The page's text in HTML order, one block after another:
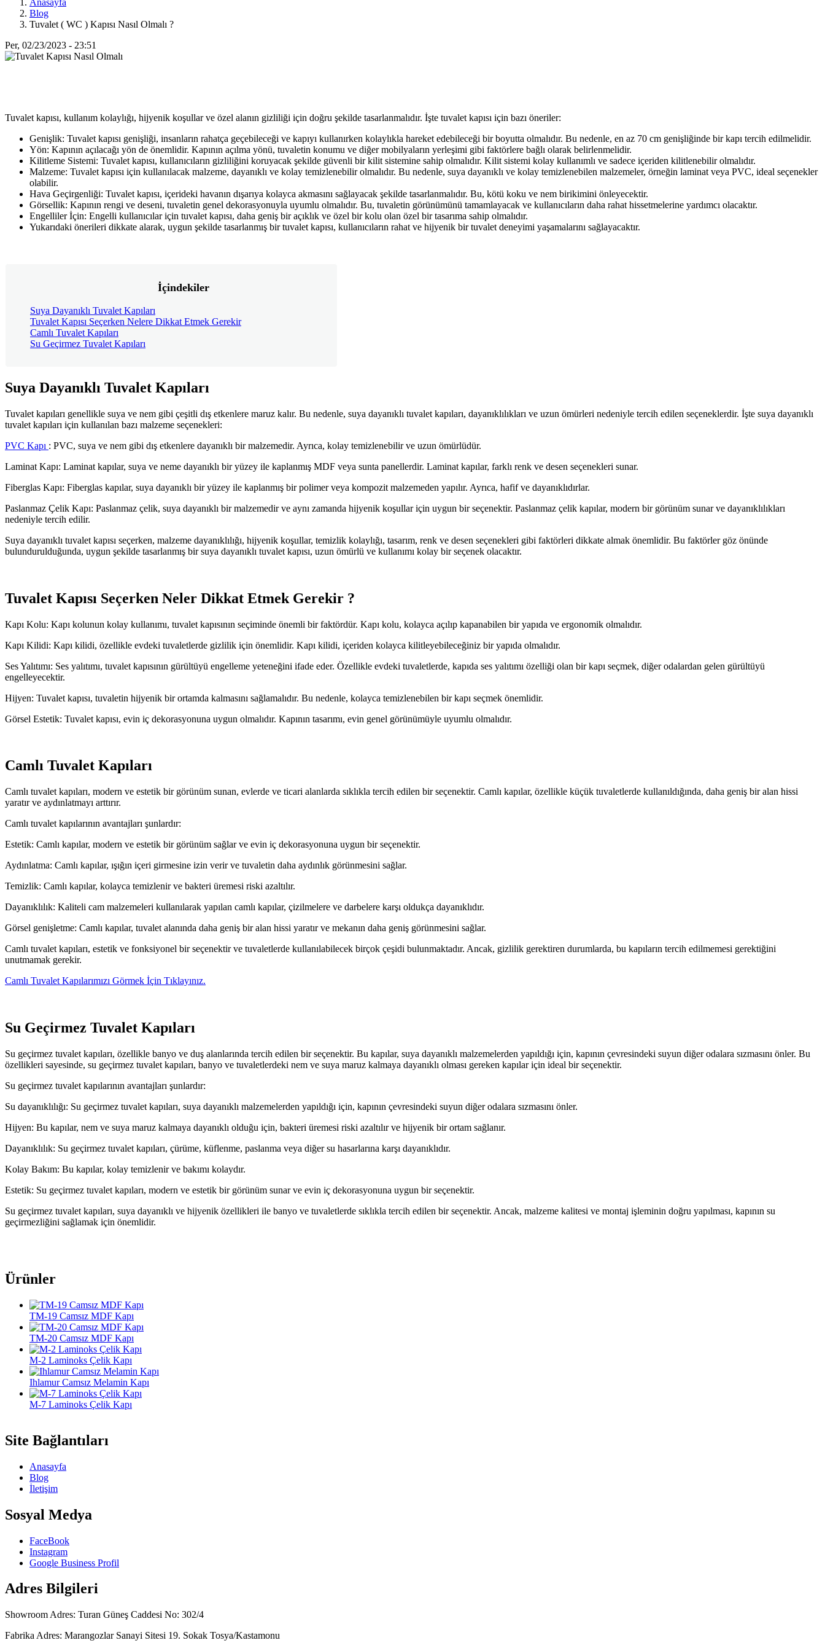
Blog
Tuvalet ( WC ) Kapısı Nasıl Olmalı ?
Per, 02/23/2023 - 23:51
Tuvalet kapısı, kullanım kolaylığı, hijyenik koşullar ve özel alanın gizliliği için doğru şekilde tasarlanmalıdır. İşte tuvalet kapısı için bazı öneriler:
Genişlik: Tuvalet kapısı genişliği, insanların rahatça geçebileceği ve kapıyı kullanırken kolaylıkla hareket edebileceği bir boyutta olmalıdır. Bu nedenle, en az 70 cm genişliğinde bir kapı tercih edilmelidir.
Yön: Kapının açılacağı yön de önemlidir. Kapının açılma yönü, tuvaletin konumu ve diğer mobilyaların yerleşimi gibi faktörlere bağlı olarak belirlenmelidir.
Kilitleme Sistemi: Tuvalet kapısı, kullanıcıların gizliliğini koruyacak şekilde güvenli bir kilit sistemine sahip olmalıdır. Kilit sistemi kolay kullanımlı ve sadece içeriden kilitlenebilir olmalıdır.
Malzeme: Tuvalet kapısı için kullanılacak malzeme, dayanıklı ve kolay temizlenebilir olmalıdır. Bu nedenle, suya dayanıklı ve kolay temizlenebilen malzemeler, örneğin laminat veya PVC, ideal seçenekler
olabilir.
Hava Geçirgenliği: Tuvalet kapısı, içerideki havanın dışarıya kolayca akmasını sağlayacak şekilde tasarlanmalıdır. Bu, kötü koku ve nem birikimini önleyecektir.
Görsellik: Kapının rengi ve deseni, tuvaletin genel dekorasyonuyla uyumlu olmalıdır. Bu, tuvaletin görünümünü tamamlayacak ve kullanıcıların daha rahat hissetmelerine yardımcı olacaktır.
Engelliler İçin: Engelli kullanıcılar için tuvalet kapısı, daha geniş bir açıklık ve özel bir kolu olan özel bir tasarıma sahip olmalıdır.
Yukarıdaki önerileri dikkate alarak, uygun şekilde tasarlanmış bir tuvalet kapısı, kullanıcıların rahat ve hijyenik bir tuvalet deneyimi yaşamalarını sağlayacaktır.
İçindekiler
Suya Dayanıklı Tuvalet Kapıları
Tuvalet Kapısı Seçerken Nelere Dikkat Etmek Gerekir
Camlı Tuvalet Kapıları
Su Geçirmez Tuvalet Kapıları
Suya Dayanıklı Tuvalet Kapıları
Tuvalet kapıları genellikle suya ve nem gibi çeşitli dış etkenlere maruz kalır. Bu nedenle, suya dayanıklı tuvalet kapıları, dayanıklılıkları ve uzun ömürleri nedeniyle tercih edilen seçeneklerdir. İşte suya dayanıklı
tuvalet kapıları için kullanılan bazı malzeme seçenekleri:
PVC Kapı : PVC, suya ve nem gibi dış etkenlere dayanıklı bir malzemedir. Ayrıca, kolay temizlenebilir ve uzun ömürlüdür.
Laminat Kapı: Laminat kapılar, suya ve neme dayanıklı bir yüzey ile kaplanmış MDF veya sunta panellerdir. Laminat kapılar, farklı renk ve desen seçenekleri sunar.
Fiberglas Kapı: Fiberglas kapılar, suya dayanıklı bir yüzey ile kaplanmış bir polimer veya kompozit malzemeden yapılır. Ayrıca, hafif ve dayanıklıdırlar.
Paslanmaz Çelik Kapı: Paslanmaz çelik, suya dayanıklı bir malzemedir ve aynı zamanda hijyenik koşullar için uygun bir seçenektir. Paslanmaz çelik kapılar, modern bir görünüm sunar ve dayanıklılıkları
nedeniyle tercih edilir.
Suya dayanıklı tuvalet kapısı seçerken, malzeme dayanıklılığı, hijyenik koşullar, temizlik kolaylığı, tasarım, renk ve desen seçenekleri gibi faktörleri dikkate almak önemlidir. Bu faktörler göz önünde
bulundurulduğunda, uygun şekilde tasarlanmış bir suya dayanıklı tuvalet kapısı, uzun ömürlü ve kullanımı kolay bir seçenek olacaktır.
Tuvalet Kapısı Seçerken Neler Dikkat Etmek Gerekir ?
Kapı Kolu: Kapı kolunun kolay kullanımı, tuvalet kapısının seçiminde önemli bir faktördür. Kapı kolu, kolayca açılıp kapanabilen bir yapıda ve ergonomik olmalıdır.
Kapı Kilidi: Kapı kilidi, özellikle evdeki tuvaletlerde gizlilik için önemlidir. Kapı kilidi, içeriden kolayca kilitleyebileceğiniz bir yapıda olmalıdır.
Ses Yalıtımı: Ses yalıtımı, tuvalet kapısının gürültüyü engelleme yeteneğini ifade eder. Özellikle evdeki tuvaletlerde, kapıda ses yalıtımı özelliği olan bir kapı seçmek, diğer odalardan gelen gürültüyü
engelleyecektir.
Hijyen: Tuvalet kapısı, tuvaletin hijyenik bir ortamda kalmasını sağlamalıdır. Bu nedenle, kolayca temizlenebilen bir kapı seçmek önemlidir.
Görsel Estetik: Tuvalet kapısı, evin iç dekorasyonuna uygun olmalıdır. Kapının tasarımı, evin genel görünümüyle uyumlu olmalıdır.
Camlı Tuvalet Kapıları
Camlı tuvalet kapıları, modern ve estetik bir görünüm sunan, evlerde ve ticari alanlarda sıklıkla tercih edilen bir seçenektir. Camlı kapılar, özellikle küçük tuvaletlerde kullanıldığında, daha geniş bir alan hissi
yaratır ve aydınlatmayı arttırır.
Camlı tuvalet kapılarının avantajları şunlardır:
Estetik: Camlı kapılar, modern ve estetik bir görünüm sağlar ve evin iç dekorasyonuna uygun bir seçenektir.
Aydınlatma: Camlı kapılar, ışığın içeri girmesine izin verir ve tuvaletin daha aydınlık görünmesini sağlar.
Temizlik: Camlı kapılar, kolayca temizlenir ve bakteri üremesi riski azaltılır.
Dayanıklılık: Kaliteli cam malzemeleri kullanılarak yapılan camlı kapılar, çizilmelere ve darbelere karşı oldukça dayanıklıdır.
Görsel genişletme: Camlı kapılar, tuvalet alanında daha geniş bir alan hissi yaratır ve mekanın daha geniş görünmesini sağlar.
Camlı tuvalet kapıları, estetik ve fonksiyonel bir seçenektir ve tuvaletlerde kullanılabilecek birçok çeşidi bulunmaktadır. Ancak, gizlilik gerektiren durumlarda, bu kapıların tercih edilmemesi gerektiğini
unutmamak gerekir.
Camlı Tuvalet Kapılarımızı Görmek İçin Tıklayınız.
Su Geçirmez Tuvalet Kapıları
Su geçirmez tuvalet kapıları, özellikle banyo ve duş alanlarında tercih edilen bir seçenektir. Bu kapılar, suya dayanıklı malzemelerden yapıldığı için, kapının çevresindeki suyun diğer odalara sızmasını önler. Bu
özellikleri sayesinde, su geçirmez tuvalet kapıları, banyo ve tuvaletlerdeki nem ve suya maruz kalmaya dayanıklı olması gereken kapılar için ideal bir seçenektir.
Su geçirmez tuvalet kapılarının avantajları şunlardır:
Su dayanıklılığı: Su geçirmez tuvalet kapıları, suya dayanıklı malzemelerden yapıldığı için, kapının çevresindeki suyun diğer odalara sızmasını önler.
Hijyen: Bu kapılar, nem ve suya maruz kalmaya dayanıklı olduğu için, bakteri üremesi riski azaltılır ve hijyenik bir ortam sağlanır.
Dayanıklılık: Su geçirmez tuvalet kapıları, çürüme, küflenme, paslanma veya diğer su hasarlarına karşı dayanıklıdır.
Kolay Bakım: Bu kapılar, kolay temizlenir ve bakımı kolaydır.
Estetik: Su geçirmez tuvalet kapıları, modern ve estetik bir görünüm sunar ve evin iç dekorasyonuna uygun bir seçenektir.
Su geçirmez tuvalet kapıları, suya dayanıklı ve hijyenik özellikleri ile banyo ve tuvaletlerde sıklıkla tercih edilen bir seçenektir. Ancak, malzeme kalitesi ve montaj işleminin doğru yapılması, kapının su
geçirmezliğini sağlamak için önemlidir.
Ürünler
TM-19 Camsız MDF Kapı
TM-20 Camsız MDF Kapı
M-2 Laminoks Çelik Kapı
Ihlamur Camsız Melamin Kapı
M-7 Laminoks Çelik Kapı
Site Bağlantıları
Anasayfa
Blog
İletişim
Sosyal Medya
FaceBook
Instagram
Google Business Profil
Adres Bilgileri
Showroom Adres: Turan Güneş Caddesi No: 302/4
Fabrika Adres: Marangozlar Sanayi Sitesi 19. Sokak Tosya/Kastamonu